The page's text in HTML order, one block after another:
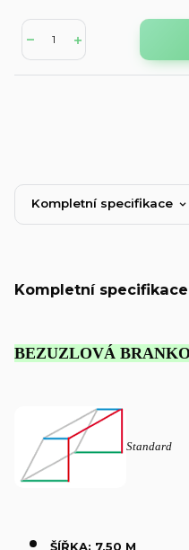
Kompletní specifikace
Kompletní specifikace
BEZUZLOVÁ
Standard
ŠÍŘKA: 7,50 M